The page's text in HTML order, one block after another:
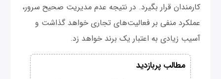
کارمندان قرار بگیرد. در نتیجه عدم مدیریت صحیح سرور،
عملکرد منفی بر فعالیت‌های تجاری خواهد گذاشت و
آسیب زیادی به اعتبار یک برند خواهد زد.
مطالب پربازدید